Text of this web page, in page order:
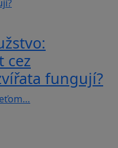
cez
fungují?